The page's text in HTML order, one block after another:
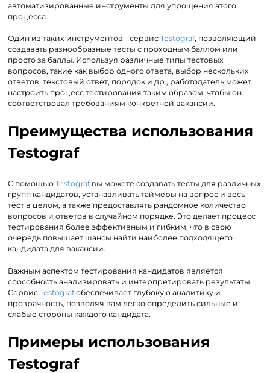
автоматизированные инструменты для упрощения этого
процесса.
Один из таких инструментов - сервисTestograf, позволяющий
создавать разнообразные тесты с проходным баллом или
просто за баллы. Используя различные типы тестовых
вопросов, такие как выбор одного ответа, выбор нескольких
ответов, текстовый ответ, порядок и др., работодатель может
настроить процесс тестирования таким образом, чтобы он
соответствовал требованиям конкретной вакансии.
Преимущества использования
Testograf
С помощьюTestografвы можете создавать тесты для различных
групп кандидатов, устанавливать таймеры на вопрос и весь
тест в целом, а также предоставлять рандомное количество
вопросов и ответов в случайном порядке. Это делает процесс
тестирования более эффективным и гибким, что в свою
очередь повышает шансы найти наиболее подходящего
кандидата для вакансии.
Важным аспектом тестирования кандидатов является
способность анализировать и интерпретировать результаты.
СервисTestografобеспечивает глубокую аналитику и
прозрачность, позволяя вам легко определить сильные и
слабые стороны каждого кандидата.
Примеры использования
Testograf